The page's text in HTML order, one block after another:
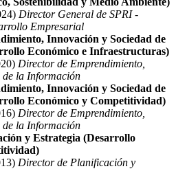
Director General de SPRI -
Empresarial
Innovación y Sociedad de
Económico e Infraestructuras)
Director de Emprendimiento,
de la Información
Innovación y Sociedad de
Económico y Competitividad)
Director de Emprendimiento,
de la Información
y Estrategia (Desarrollo
Director de Planificación y